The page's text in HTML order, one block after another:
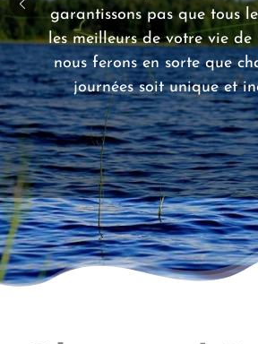
Contact
garantissons pas que tous
les meilleurs de votre vie de
nous ferons en sorte que
journées soit unique et